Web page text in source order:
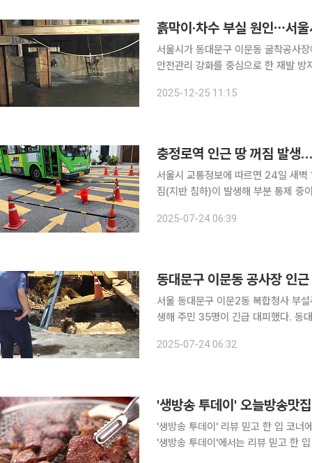
흙막이·차수 부실 원인⋯서
서울시가 동대문구 이문동 굴착공사
안전관리 강화를 중심으로 한 재발 방지 대책을 추진한다. 서울
공사장 인접 보도에서 발생했다. 면
2025-12-25 11:15
충정로역 인근 땅 꺼짐 발생
서울시 교통정보에 따르면 24일 새
짐(지반 침하)이 발생해 부분 통제 중
2025-07-24 06:39
동대문구 이문동 공사장 인
서울 동대문구 이문2동 복합청사 부
생해 주민 35명이 긴급 대피했다. 동대문구청과 소방당국에 따르면 이날 오후 7시 33분께 깊이
처됐다. 초반에는 공사장 인부 1명이
2025-07-24 06:32
'생방송 투데이' 오늘방송
'생방송 투데이' 리뷰 믿고 한 입 코너에서
'생방송 투데이'에서는 리뷰 믿고 한